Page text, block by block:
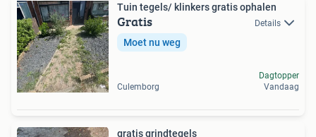
Tuin tegels/ klinkers gratis ophalen
Gratis Details
Moet nu weg
Culemborg
Dagtopper
Vandaag
gratis grindtegels